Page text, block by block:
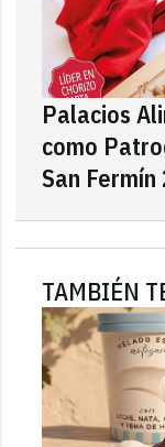
Palacios
como
San
TAMBIÉN